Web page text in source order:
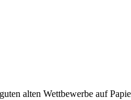
alten Wettbewerbe auf